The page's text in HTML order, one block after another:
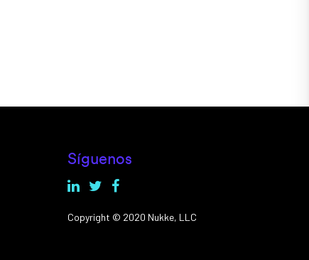
Síguenos
Copyright © 2020 Nukke, LLC